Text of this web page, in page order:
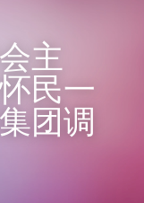
主
民一
团调